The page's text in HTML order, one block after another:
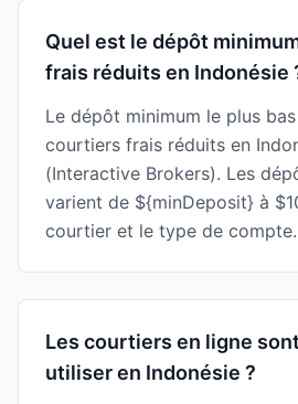
Quel est le dépôt
frais réduits en Indonésie
Le dépôt minimum le plus
courtiers frais réduits en
(Interactive Brokers). Les
varient de ${minDeposit} à
courtier et le type de compte.
Les courtiers en ligne
utiliser en Indonésie ?